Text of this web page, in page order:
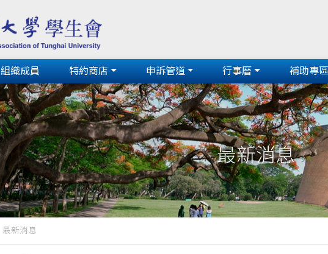
組織成員 特約商店 申訴管道 行事曆 補助專區
最新消息
最新消息